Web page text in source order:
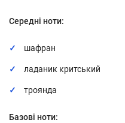
Середні ноти:
шафран
ладаник критський
троянда
Базові ноти: